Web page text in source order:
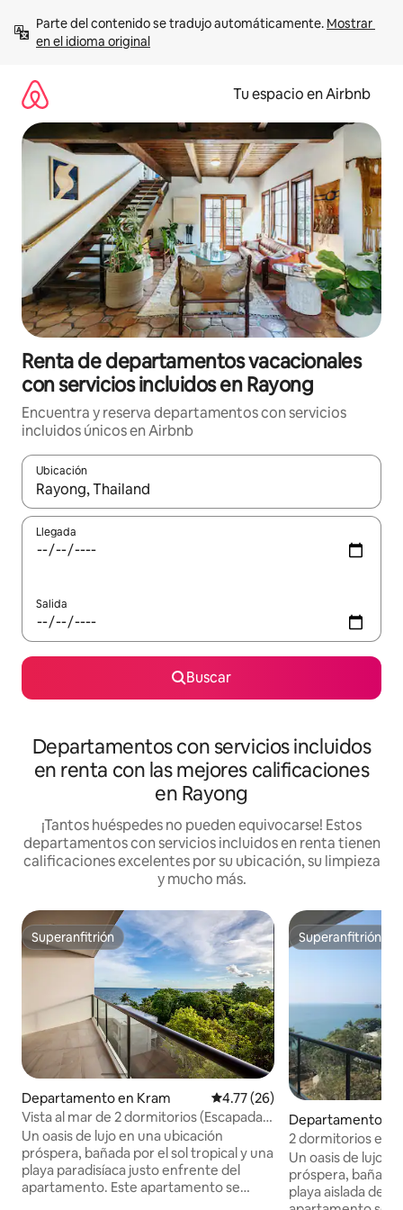
contenido
Parte del contenido se tradujo automáticamente. Mostrar
en el idioma original
Tu espacio en Airbnb
Renta de departamentos vacacionales
con servicios incluidos en Rayong
Encuentra y reserva departamentos con servicios
incluidos únicos en Airbnb
Ubicación
Cuando los resultados estén disponibles, podrás navegar
Llegada
Salida
Buscar
Departamentos con servicios incluidos
en renta con las mejores calificaciones
en Rayong
¡Tantos huéspedes no pueden equivocarse! Estos
departamentos con servicios incluidos en renta tienen
calificaciones excelentes por su ubicación, su limpieza
y mucho más.
Superanfitrión
Superanfitrión
Departamento en Kram Calificación promedio: 4.77 de
4.77 (26)
Vista al mar de 2 dormitorios (Escapada
154)
Un oasis de lujo en una ubicación
próspera, bañada por el sol tropical y una
playa paradisíaca justo enfrente del
apartamento. Este apartamento se
Superanfitrión
Superanfitrión
Departamento
2 dormitorios en
(Escape176) con
Un oasis de lujo
próspera, bañado
playa aislada del